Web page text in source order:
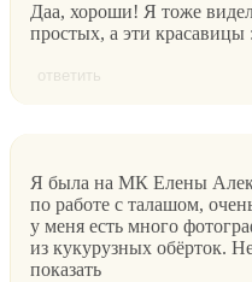
Даа, хороши! Я тоже
простых, а эти красавицы
ответить
Я была на МК Елены
по работе с талашом,
у меня есть много
из кукурузных обёрток.
показать